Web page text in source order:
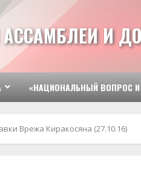
АССАМБЛЕИ И
«НАЦИОНАЛЬНЫЙ ВОПРОС И
Врежа Киракосяна (27.10.16)